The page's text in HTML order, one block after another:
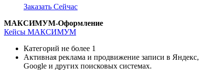
Заказать Сейчас
МАКСИМУМ-Оформление
Кейсы МАКСИМУМ
Категорий не более 1
Активная реклама и продвижение записи в Яндекс,
Google и других поисковых системах.